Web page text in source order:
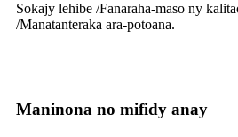
Sokajy lehibe /Fanaraha-maso ny
/Manatanteraka ara-potoana.
Maninona no mifidy anay